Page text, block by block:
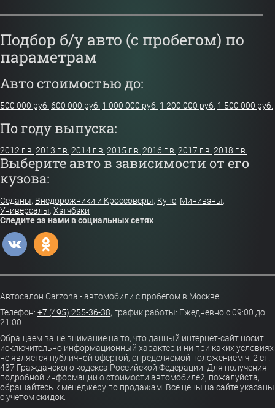
Подбор б/у авто (с пробегом) по
параметрам
Авто стоимостью до:
500 000 руб. 600 000 руб. 1 000 000 руб. 1 200 000 руб. 1 500 000 руб.
По году выпуска:
2012 г.в. 2013 г.в. 2014 г.в. 2015 г.в. 2016 г.в. 2017 г.в. 2018 г.в.
Выберите авто в зависимости от его
кузова:
Седаны, Внедорожники и Кроссоверы, Купе, Минивэны,
Универсалы, Хэтчбэки
Следите за нами в социальных сетях
Автосалон Carzona - автомобили с пробегом в Москве
Телефон: +7 (495) 255-36-38, график работы: Ежедневно с 09:00 до
21:00
Обращаем ваше внимание на то, что данный интернет-сайт носит
исключительно информационный характер и ни при каких условиях
не является публичной офертой, определяемой положением ч. 2 ст.
437 Гражданского кодекса Российской Федерации. Для получения
подробной информации о стоимости автомобилей, пожалуйста,
обращайтесь к менеджеру по продажам. Все цены на сайте указаны
с учетом скидок.